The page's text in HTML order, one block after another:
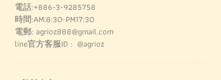
電話:+886-3-9285758
時間:AM:8:30-PM17:30
電郵: agrioz888@gmail.com
line官方客服ID : @agrioz